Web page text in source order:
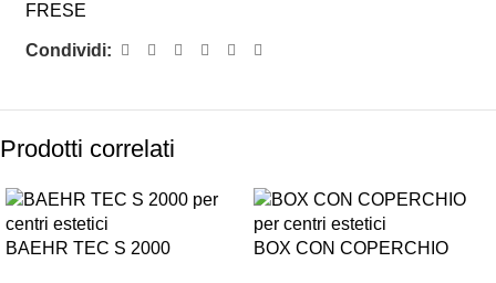
FRESE
Condividi:
Prodotti correlati
BAEHR TEC S 2000 BOX CON COPERCHIO